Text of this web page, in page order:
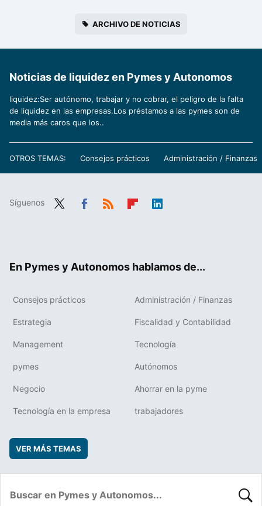
ARCHIVO DE NOTICIAS
Noticias de liquidez en Pymes y Autonomos
liquidez:Ser autónomo, trabajar y no cobrar, el peligro de la falta
de liquidez en las empresas.Los préstamos a las pymes son de
media más caros que los..
OTROS TEMAS: Consejos prácticos Administración / Finanzas
Síguenos
En Pymes y Autonomos hablamos de...
Consejos prácticos Administración / Finanzas
Estrategia Fiscalidad y Contabilidad
Management Tecnología
pymes Autónomos
Negocio Ahorrar en la pyme
Tecnología en la empresa trabajadores
VER MÁS TEMAS